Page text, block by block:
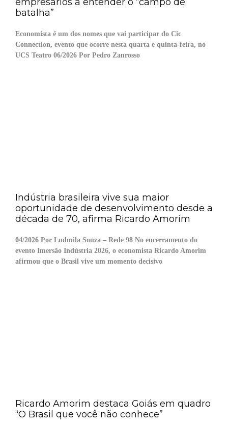
batalha”
Economista é um dos nomes que vai participar do Cic
Connection, evento que ocorre nesta quarta e quinta-feira, no
UCS Teatro 06/2026 Por Pedro Zanrosso
Indústria brasileira vive sua maior
oportunidade de desenvolvimento desde a
década de 70, afirma Ricardo Amorim
04/2026 Por Ludmila Souza – Rede 98 No encerramento do
evento Imersão Indústria 2026, o economista Ricardo Amorim
afirmou que o Brasil vive um momento decisivo
Ricardo Amorim destaca Goiás em quadro
“O Brasil que você não conhece”